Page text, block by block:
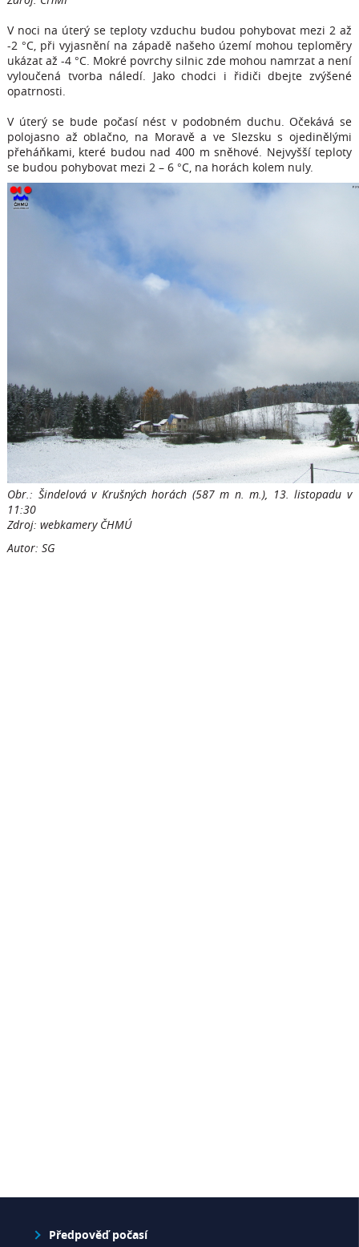
V noci na úterý se teploty vzduchu budou pohybovat mezi 2 až
-2 °C, při vyjasnění na západě našeho území mohou teploměry
ukázat až -4 °C. Mokré povrchy silnic zde mohou namrzat a není
vyloučená tvorba náledí. Jako chodci i řidiči dbejte zvýšené
opatrnosti.
V úterý se bude počasí nést v podobném duchu. Očekává se
polojasno až oblačno, na Moravě a ve Slezsku s ojedinělými
přeháňkami, které budou nad 400 m sněhové. Nejvyšší teploty
se budou pohybovat mezi 2 – 6 °C, na horách kolem nuly.
Obr.: Šindelová v Krušných horách (587 m n. m.), 13. listopadu v
11:30
Zdroj: webkamery ČHMÚ
Autor: SG
Předpověď počasí